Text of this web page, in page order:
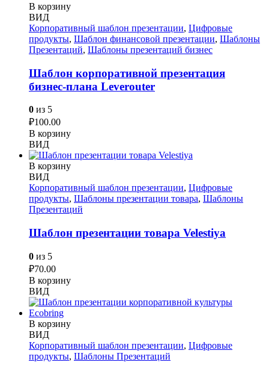
В корзину
ВИД
Корпоративный шаблон презентации, Цифровые
продукты, Шаблон финансовой презентации, Шаблоны
Презентаций, Шаблоны презентаций бизнес
Шаблон корпоративной презентация
бизнес-плана Leverouter
0 из 5
₽100.00
В корзину
ВИД
В корзину
ВИД
Корпоративный шаблон презентации, Цифровые
продукты, Шаблоны презентации товара, Шаблоны
Презентаций
Шаблон презентации товара Velestiya
0 из 5
₽70.00
В корзину
ВИД
В корзину
ВИД
Корпоративный шаблон презентации, Цифровые
продукты, Шаблоны Презентаций